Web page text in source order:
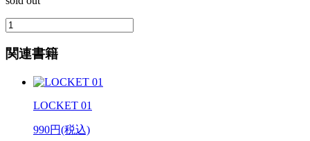
関連書籍
LOCKET 01
990円(税込)